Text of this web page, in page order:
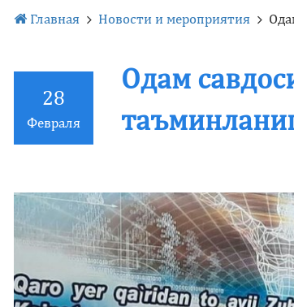
Главная Новости и мероприятия
28
Февраля
Одам